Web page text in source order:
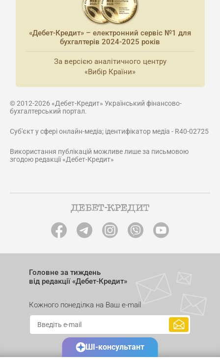
«Дебет-Кредит» – електронний сервіс №1 для
бухгалтерів 2024-2025 років
За версією аналітичного центру
«Вибір Країни»
© 2012-2026 «Дебет-Кредит» Український фінансово-
бухгалтерський портал.
Суб'єкт у сфері онлайн-медіа; ідентифікатор медіа - R40-02725
Використання публікацій можливе лише за письмовою
згодою редакції «Дебет-Кредит»
Головне за тиждень
від редакції «Дебет-Кредит»
Кожного понеділка на Ваш e-mail
ШІ-консультант